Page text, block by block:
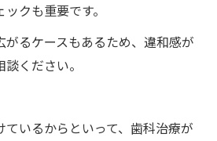
クも重要です。
がるケースもあるため、違和感が
ください。
いるからといって、歯科治療が